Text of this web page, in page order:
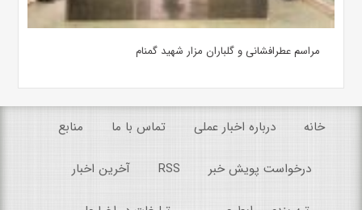
مراسم عطرافشانی و گلباران مزار شهید گمنام
خانه درباره اخبار عملی تماس با ما منابع
درخواست پویش خبر RSS آخرین اخبار